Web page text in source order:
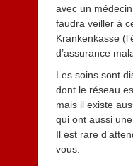
avec un
faudra veiller à
Krankenkasse
d’assurance
Les soins sont
dont le réseau
mais il existe
qui ont aussi
Il est rare
vous.